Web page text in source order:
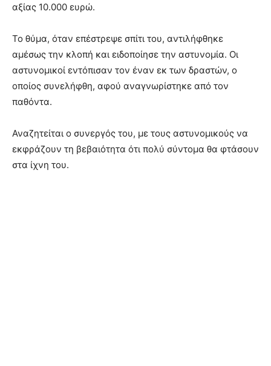
αξίας 10.000 ευρώ.
Το θύμα, όταν επέστρεψε σπίτι του, αντιλήφθηκε
αμέσως την κλοπή και ειδοποίησε την αστυνομία. Οι
αστυνομικοί εντόπισαν τον έναν εκ των δραστών, ο
οποίος συνελήφθη, αφού αναγνωρίστηκε από τον
παθόντα.
Αναζητείται ο συνεργός του, με τους αστυνομικούς να
εκφράζουν τη βεβαιότητα ότι πολύ σύντομα θα φτάσουν
στα ίχνη του.